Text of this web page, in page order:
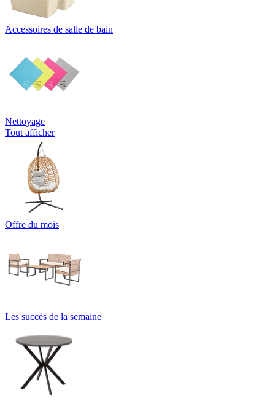
Accessoires de salle de bain
Nettoyage
Tout afficher
Offre du mois
Les succès de la semaine